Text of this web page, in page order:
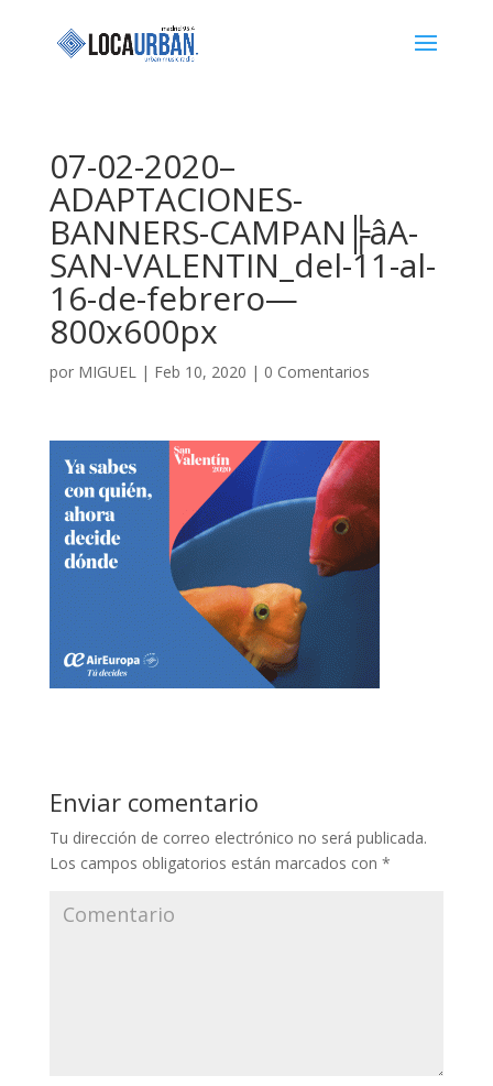
07-02-2020–
ADAPTACIONES-
BANNERS-CAMPAN╠âA-
SAN-VALENTIN_del-11-al-
16-de-febrero—
800x600px
por MIGUEL| Feb 10, 2020 | 0 Comentarios
Enviar comentario
Tu dirección de correo electrónico no será publicada.
Los campos obligatorios están marcados con *